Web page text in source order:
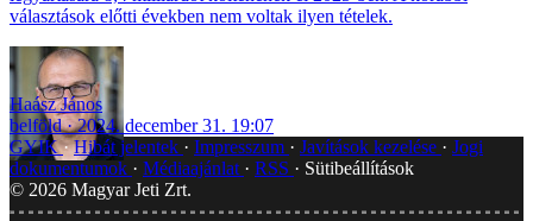
választások előtti években nem voltak ilyen tételek.
Haász János
belföld
2024. december 31. 19:07
GYIK Hibát jelentek Impresszum Javítások kezelése
Jogi
dokumentumok
Médiaajánlat RSS
Sütibeállítások
© 2026 Magyar Jeti Zrt.